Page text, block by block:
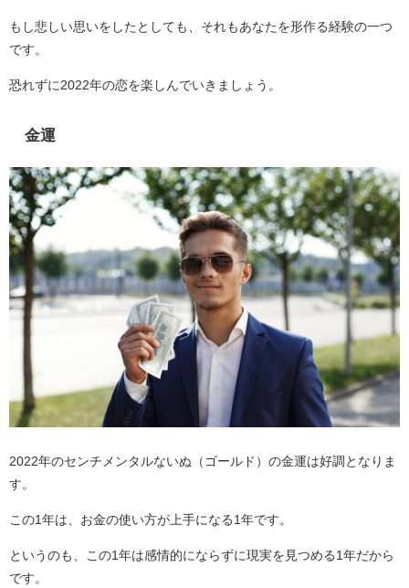
もし悲しい思いをしたとしても、それもあなたを形作る経験の一つ
です。
恐れずに2022年の恋を楽しんでいきましょう。
金運
2022年のセンチメンタルないぬ（ゴールド）の金運は好調となりま
す。
この1年は、お金の使い方が上手になる1年です。
というのも、この1年は感情的にならずに現実を見つめる1年だから
です。